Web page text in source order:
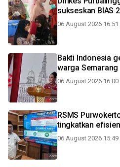
sukseskan BIAS
06 August 2026 16:51
Bakti Indonesia
warga Semarang
06 August 2026 16:00
RSMS
tingkatkan
06 August 2026 15:49